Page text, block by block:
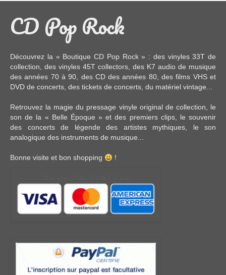
CD Pop Rock
Découvrez la « Boutique CD Pop Rock » : des vinyles 33T de
collection, des vinyles 45T collectors, des K7 audio de musique
des années 70 à 90, des CDdes années 80, desfilms VHS et
DVD de concerts, des tickets de concerts, du matériel vintage...
Retrouvez la magie du pressage vinyle original de collection, le
son de la « Belle Époque » et des premiers clips, le souvenir
des concerts de légende des artistes mythiques, le son
analogique des instruments de musique...
Bonne visite et bon shopping !